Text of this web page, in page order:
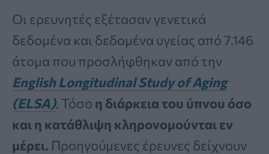
Οι ερευνητές εξέτασαν γενετικά
δεδομένα και δεδομένα υγείας από 7.146
άτομα που προσλήφθηκαν από την
English Longitudinal Study of Aging
(ELSA). Τόσο η διάρκεια του ύπνου όσο
και η κατάθλιψη κληρονομούνται εν
μέρει. Προηγούμενες έρευνες δείχνουν